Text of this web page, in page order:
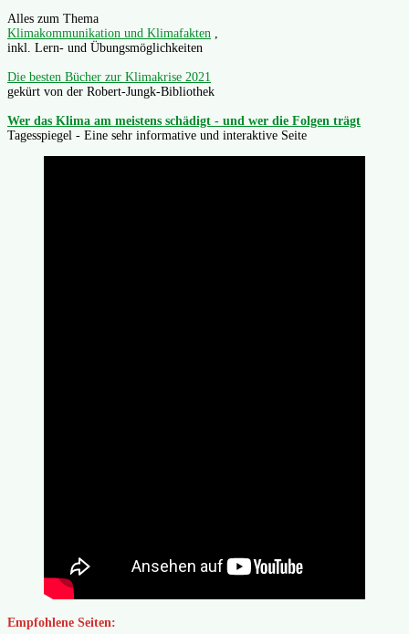
Alles zum Thema
Klimakommunikation und Klimafakten
inkl. Lern- und Übungsmöglichkeiten
Die besten Bücher zur Klimakrise 2021
gekürt von der Robert-Jungk-Bibliothek
Wer das Klima am meistens schädigt - und wer die Folgen trägt
Tagesspiegel - Eine sehr informative und interaktive Seite
Empfohlene Seiten: